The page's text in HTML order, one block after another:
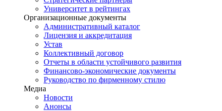
Университет в рейтингах
Организационные документы
Административный каталог
Лицензия и аккредитация
Устав
Коллективный договор
Отчеты в области устойчивого развития
Финансово-экономические документы
Руководство по фирменному стилю
Медиа
Новости
Анонсы